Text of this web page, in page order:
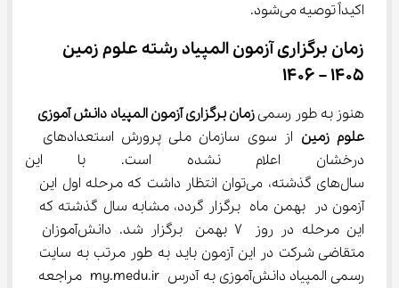
اکیداً توصیه می‌شود.
زمان برگزاری آزمون المپیاد رشته علوم زمین
1405 – 1406
هنوز به طور رسمی زمان برگزاری آزمون المپیاد دانش آموزی
علوم زمین از سوی سازمان ملی پرورش استعدادهای
درخشان اعلام نشده است. با
سال‌های گذشته، می‌توان انتظار داشت که مرحله اول این
آزمون در بهمن ماه برگزار گردد، مشابه سال گذشته که
این مرحله در روز 7 بهمن برگزار شد. دانش‌آموزان
متقاضی شرکت در این آزمون باید به طور مرتب به سایت
رسمی المپیاد دانش‌آموزی به آدرس my.medu.ir مراجعه